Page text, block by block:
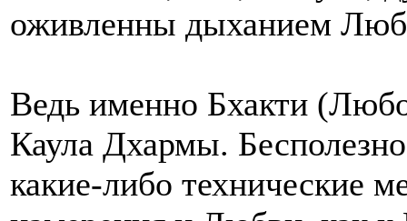
оживленны дыханием
Ведь именно Бхакти
Каула Дхармы.
какие-либо технические